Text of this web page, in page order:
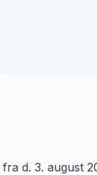
d. 3. august